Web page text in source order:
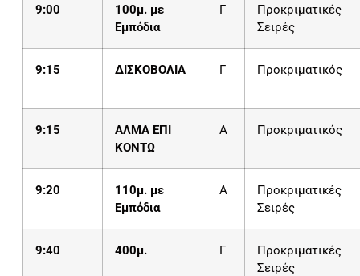
9:00
100μ. με
Εμπόδια
Γ
Προκριματικές
Σειρές
9:15 ΔΙΣΚΟΒΟΛΙΑ Γ Προκριματικός
9:15
ΑΛΜΑ ΕΠΙ
ΚΟΝΤΩ
Α Προκριματικός
9:20
110μ. με
Εμπόδια
Α
Προκριματικές
Σειρές
9:40 400μ. Γ
Προκριματικές
Σειρές